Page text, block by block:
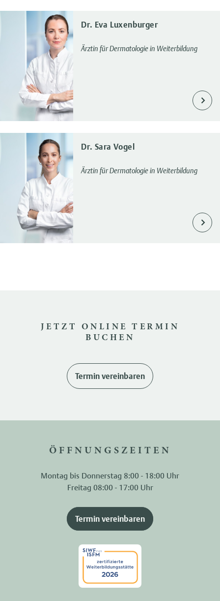
Dr. Eva Luxenburger
Ärztin für Dermatologie in Weiterbildung
Dr. Sara Vogel
Ärztin für Dermatologie in Weiterbildung
JETZT ONLINE TERMIN
BUCHEN
Termin vereinbaren
ÖFFNUNGSZEITEN
Montag bis Donnerstag 8:00 - 18:00 Uhr
Freitag 08:00 - 17:00 Uhr
Termin vereinbaren